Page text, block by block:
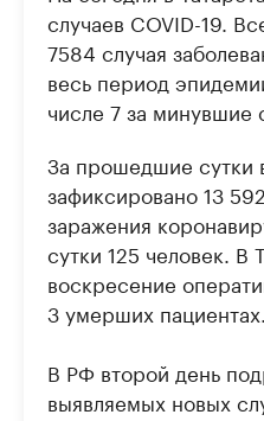
случаев COVID-19.
7584 случая
весь период
числе 7 за минувшие
За прошедшие сутки
зафиксировано 13
заражения
сутки 125 человек. В
воскресение
3 умерших пациентах.
В РФ второй день
выявляемых новых